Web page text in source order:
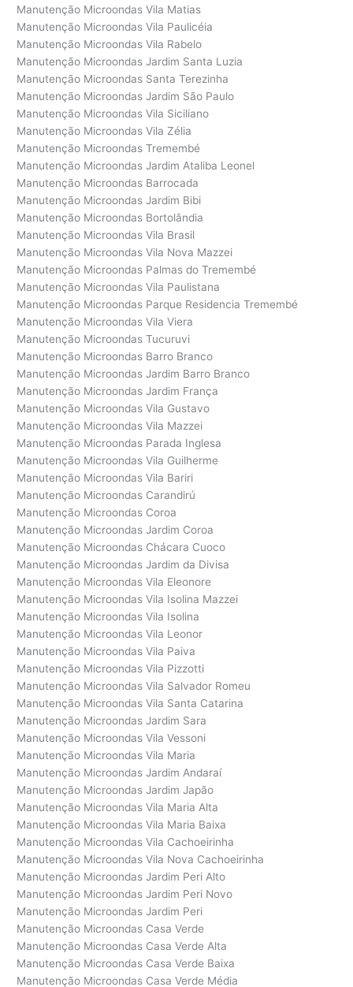
Manutenção Microondas Vila Matias
Manutenção Microondas Vila Paulicéia
Manutenção Microondas Vila Rabelo
Manutenção Microondas Jardim Santa Luzia
Manutenção Microondas Santa Terezinha
Manutenção Microondas Jardim São Paulo
Manutenção Microondas Vila Siciliano
Manutenção Microondas Vila Zélia
Manutenção Microondas Tremembé
Manutenção Microondas Jardim Ataliba Leonel
Manutenção Microondas Barrocada
Manutenção Microondas Jardim Bibi
Manutenção Microondas Bortolândia
Manutenção Microondas Vila Brasil
Manutenção Microondas Vila Nova Mazzei
Manutenção Microondas Palmas do Tremembé
Manutenção Microondas Vila Paulistana
Manutenção Microondas Parque Residencia Tremembé
Manutenção Microondas Vila Viera
Manutenção Microondas Tucuruvi
Manutenção Microondas Barro Branco
Manutenção Microondas Jardim Barro Branco
Manutenção Microondas Jardim França
Manutenção Microondas Vila Gustavo
Manutenção Microondas Vila Mazzei
Manutenção Microondas Parada Inglesa
Manutenção Microondas Vila Guilherme
Manutenção Microondas Vila Bariri
Manutenção Microondas Carandirú
Manutenção Microondas Coroa
Manutenção Microondas Jardim Coroa
Manutenção Microondas Chácara Cuoco
Manutenção Microondas Jardim da Divisa
Manutenção Microondas Vila Eleonore
Manutenção Microondas Vila Isolina Mazzei
Manutenção Microondas Vila Isolina
Manutenção Microondas Vila Leonor
Manutenção Microondas Vila Paiva
Manutenção Microondas Vila Pizzotti
Manutenção Microondas Vila Salvador Romeu
Manutenção Microondas Vila Santa Catarina
Manutenção Microondas Jardim Sara
Manutenção Microondas Vila Vessoni
Manutenção Microondas Vila Maria
Manutenção Microondas Jardim Andaraí
Manutenção Microondas Jardim Japão
Manutenção Microondas Vila Maria Alta
Manutenção Microondas Vila Maria Baixa
Manutenção Microondas Vila Cachoeirinha
Manutenção Microondas Vila Nova Cachoeirinha
Manutenção Microondas Jardim Peri Alto
Manutenção Microondas Jardim Peri Novo
Manutenção Microondas Jardim Peri
Manutenção Microondas Casa Verde
Manutenção Microondas Casa Verde Alta
Manutenção Microondas Casa Verde Baixa
Manutenção Microondas Casa Verde Média